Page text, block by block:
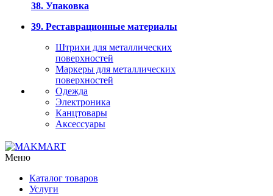
38. Упаковка
39. Реставрационные материалы
Штрихи для металлических
поверхностей
Маркеры для металлических
поверхностей
Одежда
Электроника
Канцтовары
Аксессуары
Меню
Каталог товаров
Услуги